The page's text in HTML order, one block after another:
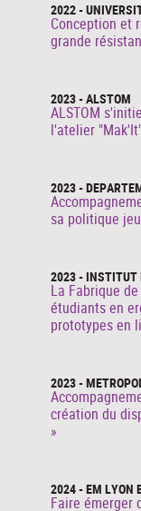
2022 -
Conception et
grande
2023 - ALSTOM
ALSTOM
l'atelier
2023 -
sa politique
2023 - INSTITUT
La Fabrique
étudiants en
prototypes en
2023 -
création du
»
2024 - EM LYON
Faire émerger